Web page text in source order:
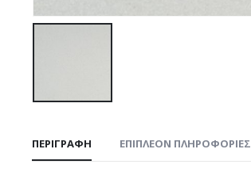
ΠΕΡΙΓΡΑΦΉ ΕΠΙΠΛΈΟΝ ΠΛΗΡΟΦΟΡΊΕΣ